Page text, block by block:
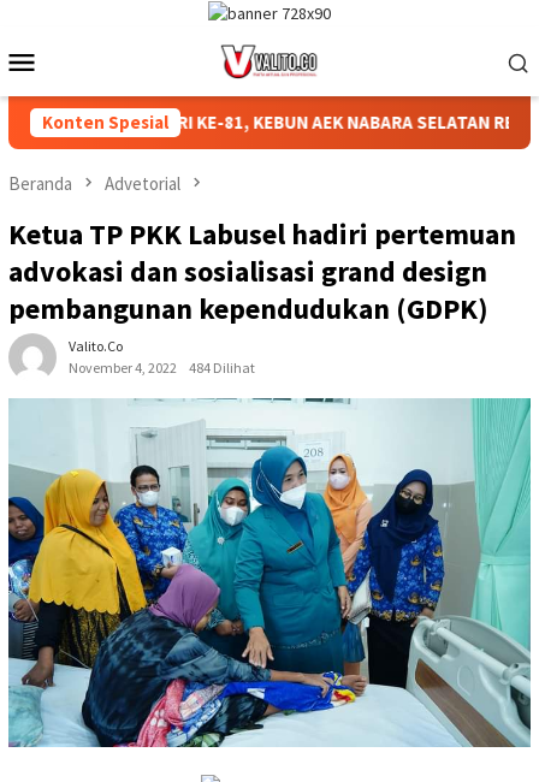
konten
Mobile
Konten Spesial
HUT RI KE-81, KEBUN AEK NABARA SELATAN RESMI
Beranda Advetorial
Ketua TP PKK Labusel hadiri pertemuan
advokasi dan sosialisasi grand design
pembangunan kependudukan (GDPK)
Valito.co
November 4, 2022
484 Dilihat